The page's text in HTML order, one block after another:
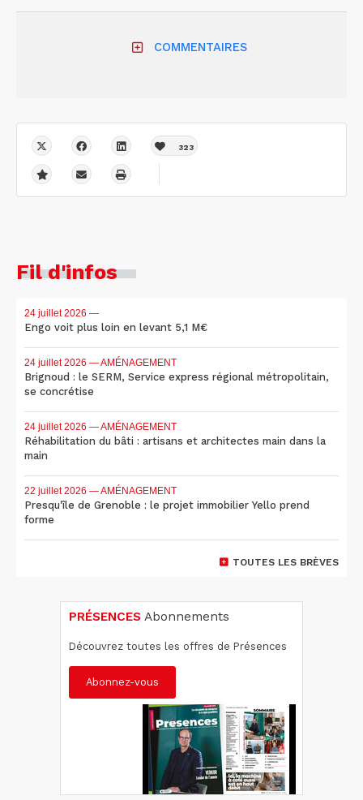
COMMENTAIRES
323
Fil d'infos
24 juillet 2026 —
Engo voit plus loin en levant 5,1 M€
24 juillet 2026 — AMÉNAGEMENT
Brignoud : le SERM, Service express régional métropolitain,
se concrétise
24 juillet 2026 — AMÉNAGEMENT
Réhabilitation du bâti : artisans et architectes main dans la
main
22 juillet 2026 — AMÉNAGEMENT
Presqu'île de Grenoble : le projet immobilier Yello prend
forme
TOUTES LES BRÈVES
PRÉSENCES Abonnements
Découvrez toutes les offres de Présences
Abonnez-vous